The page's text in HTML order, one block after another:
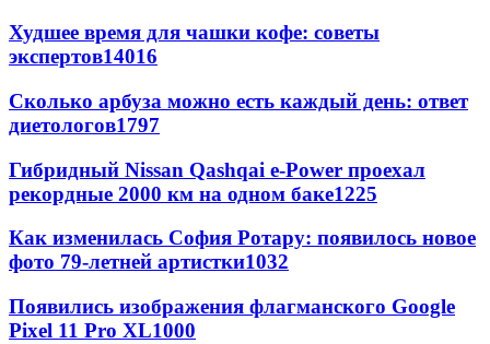
Худшее время для чашки кофе: советы
экспертов14016
Сколько арбуза можно есть каждый день: ответ
диетологов1797
Гибридный Nissan Qashqai e-Power проехал
рекордные 2000 км на одном баке1225
Как изменилась София Ротару: появилось новое
фото 79-летней артистки1032
Появились изображения флагманского Google
Pixel 11 Pro XL1000